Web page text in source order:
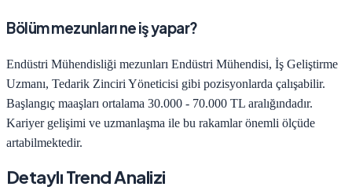
Bölüm mezunları ne iş yapar?
Endüstri Mühendisliği mezunları Endüstri Mühendisi, İş Geliştirme
Uzmanı, Tedarik Zinciri Yöneticisi gibi pozisyonlarda çalışabilir.
Başlangıç maaşları ortalama 30.000 - 70.000 TL aralığındadır.
Kariyer gelişimi ve uzmanlaşma ile bu rakamlar önemli ölçüde
artabilmektedir.
Detaylı Trend Analizi